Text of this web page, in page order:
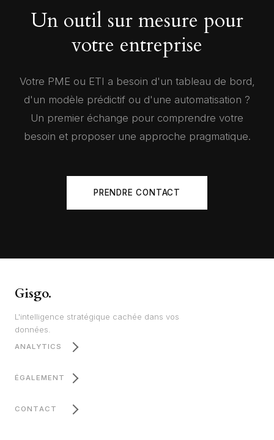
Un outil sur mesure pour
votre entreprise
Votre PME ou ETI a besoin d'un tableau de bord,
d'un modèle prédictif ou d'une automatisation ?
Un premier échange pour comprendre votre
besoin et proposer une approche pragmatique.
PRENDRE CONTACT
Gisgo.
L'intelligence stratégique cachée dans vos
données.
ANALYTICS
ÉGALEMENT
CONTACT